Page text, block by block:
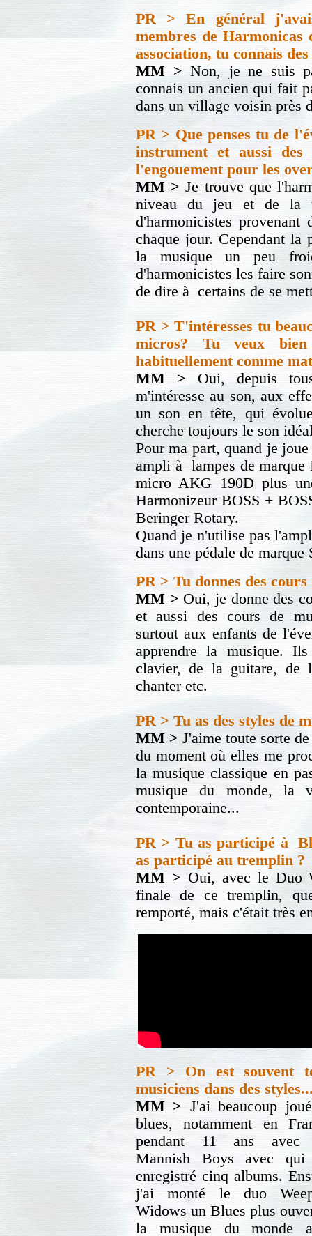
PR > En général
membres de Harmonicas
association, tu connais
MM > Non, je ne suis
connais un ancien qui fait
dans un village voisin près
PR > Que penses tu de
instrument et aussi des
l'engouement pour les
MM > Je trouve que
niveau du jeu et de la
d'harmonicistes provenant
chaque jour. Cependant la
la musique un peu
d'harmonicistes les faire
de dire à certains de se
PR > T'intéresses tu
micros? Tu veux
habituellement comme
MM > Oui, depuis
m'intéresse au son, aux
un son en tête, qui
cherche toujours le son
Pour ma part, quand je
ampli à lampes de marque
micro AKG 190D plus
Harmonizeur BOSS +
Beringer Rotary.
Quand je n'utilise pas
dans une pédale de
PR > Tu donnes des
MM > Oui, je donne des
et aussi des cours de
surtout aux enfants de
apprendre la musique.
clavier, de la guitare, de
chanter etc.
PR > Tu as des styles de
MM > J'aime toute sorte
du moment où elles me
la musique classique en
musique du monde,
contemporaine...
PR > Tu as participé à
as participé au tremplin ?
MM > Oui, avec le Duo
finale de ce tremplin,
remporté, mais c'était très
PR > On est souvent
musiciens dans des
MM > J'ai beaucoup
blues, notamment en
pendant 11 ans avec
Mannish Boys avec
enregistré cinq albums.
j'ai monté le duo
Widows un Blues plus
la musique du monde